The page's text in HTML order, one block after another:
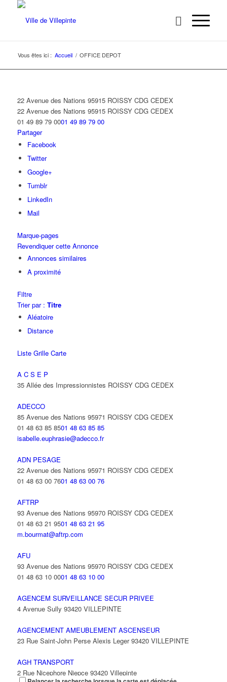
Vous êtes ici : Accueil / OFFICE DEPOT
22 Avenue des Nations 95915 ROISSY CDG CEDEX
22 Avenue des Nations 95915 ROISSY CDG CEDEX
01 49 89 79 0001 49 89 79 00
Partager
Facebook
Twitter
Google+
Tumblr
LinkedIn
Mail
Marque-pages
Revendiquer cette Annonce
Annonces similaires
A proximité
Filtre
Trier par : Titre
Aléatoire
Distance
Liste Grille Carte
A C S E P
35 Allée des Impressionnistes ROISSY CDG CEDEX
ADECCO
85 Avenue des Nations 95971 ROISSY CDG CEDEX
01 48 63 85 8501 48 63 85 85
isabelle.euphrasie@adecco.fr
ADN PESAGE
22 Avenue des Nations 95971 ROISSY CDG CEDEX
01 48 63 00 7601 48 63 00 76
AFTRP
93 Avenue des Nations 95970 ROISSY CDG CEDEX
01 48 63 21 9501 48 63 21 95
m.bourmat@aftrp.com
AFU
93 Avenue des Nations 95970 ROISSY CDG CEDEX
01 48 63 10 0001 48 63 10 00
AGENCEM SURVEILLANCE SECUR PRIVEE
4 Avenue Sully 93420 VILLEPINTE
AGENCEMENT AMEUBLEMENT ASCENSEUR
23 Rue Saint-John Perse Alexis Leger 93420 VILLEPINTE
AGH TRANSPORT
2 Rue Nicephore Niepce 93420 Villepinte